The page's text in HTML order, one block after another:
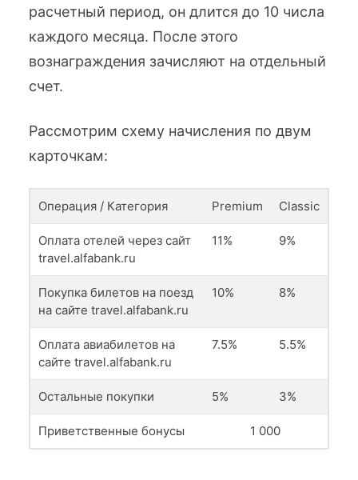
расчетный период, он длится до 10 числа
каждого месяца. После этого
вознаграждения зачисляют на отдельный
счет.
Рассмотрим схему начисления по двум
карточкам:
Операция / Категория Premium Classic
Оплата отелей через сайт
travel.alfabank.ru
11% 9%
Покупка билетов на поезд
на сайте travel.alfabank.ru
10% 8%
Оплата авиабилетов на
сайте travel.alfabank.ru
7.5% 5.5%
Остальные покупки 5% 3%
Приветственные бонусы 1 000